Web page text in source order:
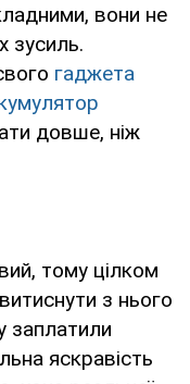
вони не
зусиль.
гаджета
довше, ніж
тому цілком
з нього
заплатили
яскравість